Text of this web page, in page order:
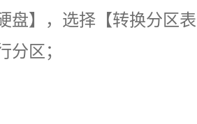
盘】，选择【转换分区
区；